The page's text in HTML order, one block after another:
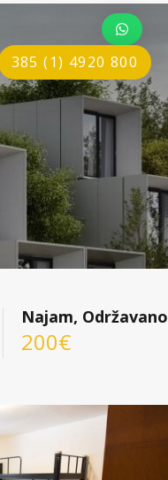
385 (1) 4920 800
Najam, Održavano
200€